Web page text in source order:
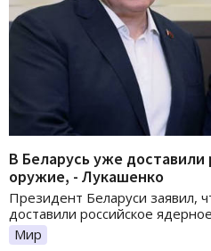
В Беларусь уже доставили
оружие, - Лукашенко
Президент Беларуси заявил,
доставили российское
Мир